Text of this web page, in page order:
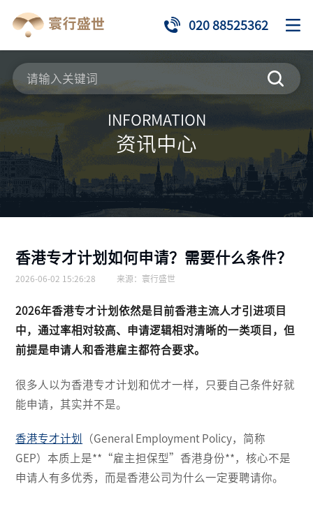
020 88525362
INFORMATION
资讯中心
香港专才计划如何申请？需要什么条件？
2026-06-02 15:26:28 来源： 寰行盛世
2026年香港专才计划依然是目前香港主流人才引进项目
中，通过率相对较高、申请逻辑相对清晰的一类项目，但
前提是申请人和香港雇主都符合要求。
很多人以为香港专才计划和优才一样，只要自己条件好就
能申请，其实并不是。
香港专才计划
（General Employment Policy，简称
GEP）本质上是**“雇主担保型”香港身份**，核心不是
申请人有多优秀，而是香港公司为什么一定要聘请你。